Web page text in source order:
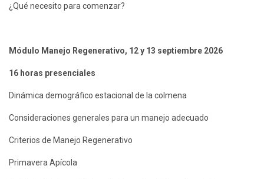
¿Qué necesito para comenzar?
Módulo Manejo Regenerativo, 12 y 13 septiembre 2026
16 horas presenciales
Dinámica demográfico estacional de la colmena
Consideraciones generales para un manejo adecuado
Criterios de Manejo Regenerativo
Primavera Apícola